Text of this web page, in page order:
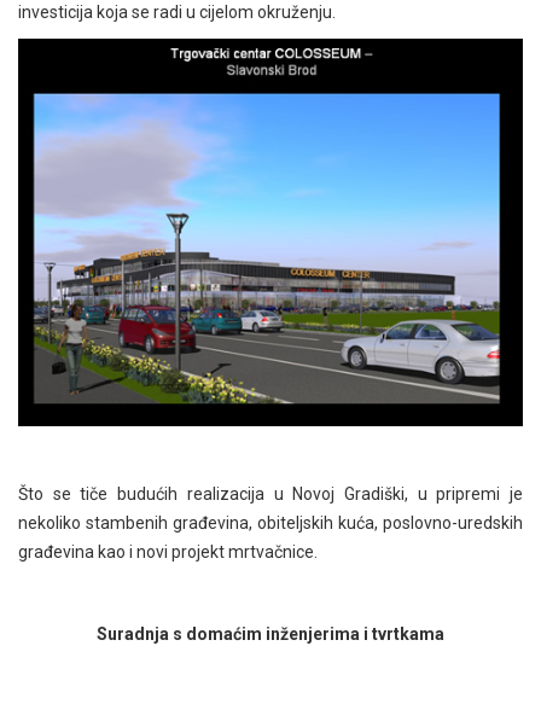
investicija koja se radi u cijelom okruženju.
Što se tiče budućih realizacija u Novoj Gradiški, u pripremi je
nekoliko stambenih građevina, obiteljskih kuća, poslovno-uredskih
građevina kao i novi projekt mrtvačnice.
Suradnja s domaćim inženjerima i tvrtkama